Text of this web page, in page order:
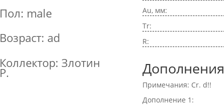
Пол: male
Возраст: ad
Коллектор: Злотин
Р.
Au, мм:
Tr:
R:
Дополнения
Примечания: Cr. d!!
Дополнение 1: